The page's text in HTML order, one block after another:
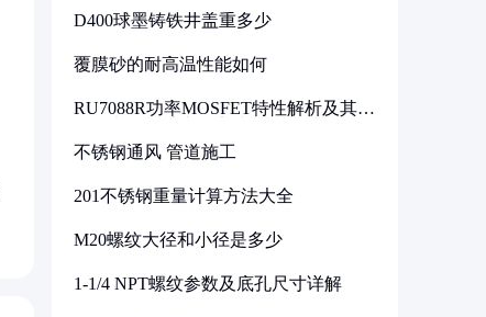
D400球墨铸铁井盖重多少
覆膜砂的耐高温性能如何
RU7088R功率MOSFET特性解析及其在
不锈钢通风 管道施工
201不锈钢重量计算方法大全
M20螺纹大径和小径是多少
1-1/4 NPT螺纹参数及底孔尺寸详解